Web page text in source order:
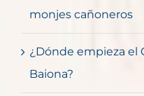
monjes cañoneros
¿Dónde empieza el
Baiona?